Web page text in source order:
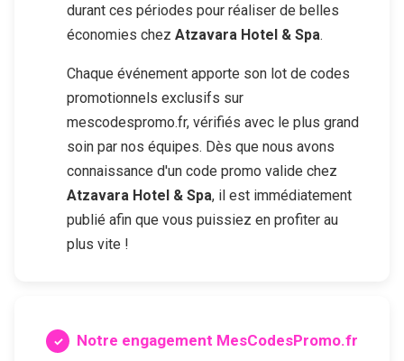
durant ces périodes pour réaliser de belles
économies chez Atzavara Hotel & Spa.
Chaque événement apporte son lot de codes
promotionnels exclusifs sur
mescodespromo.fr, vérifiés avec le plus grand
soin par nos équipes. Dès que nous avons
connaissance d'un code promo valide chez
Atzavara Hotel & Spa, il est immédiatement
publié afin que vous puissiez en profiter au
plus vite !
Notre engagement MesCodesPromo.fr